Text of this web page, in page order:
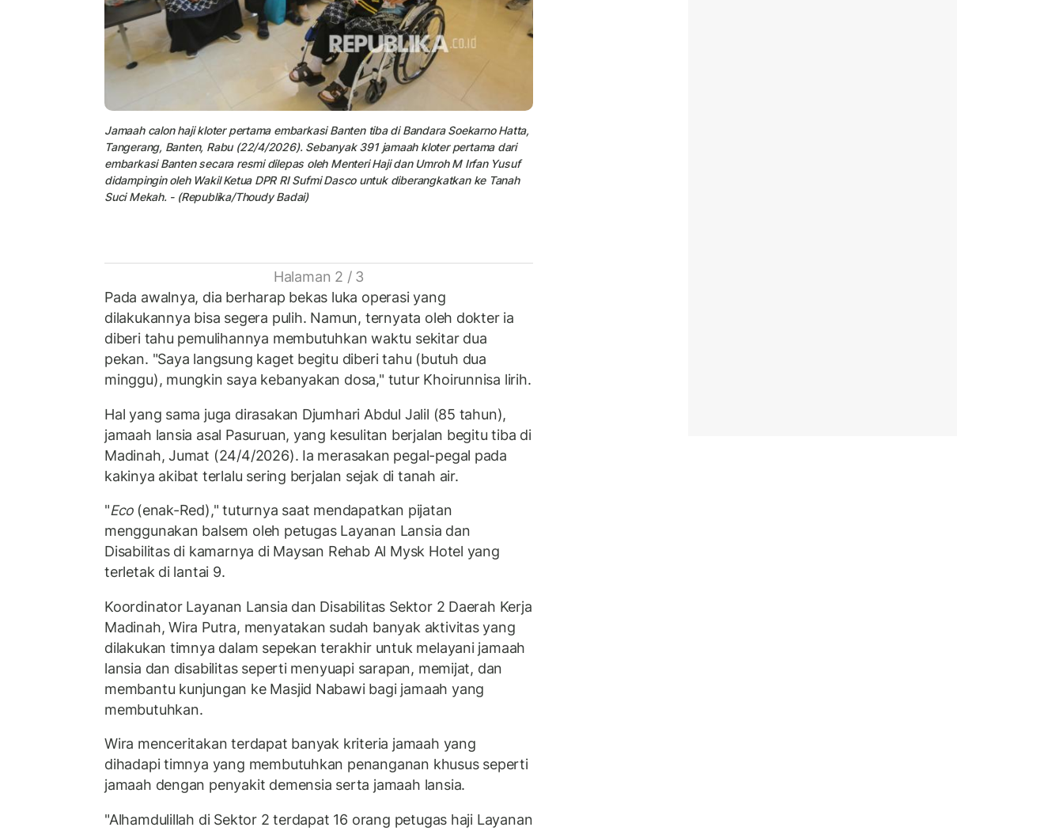
Jamaah calon haji kloter pertama embarkasi Banten tiba di Bandara Soekarno Hatta,
Tangerang, Banten, Rabu (22/4/2026). Sebanyak 391 jamaah kloter pertama dari
embarkasi Banten secara resmi dilepas oleh Menteri Haji dan Umroh M Irfan Yusuf
didampingin oleh Wakil Ketua DPR RI Sufmi Dasco untuk diberangkatkan ke Tanah
Suci Mekah. - (Republika/Thoudy Badai)
Halaman 2 / 3
Pada awalnya, dia berharap bekas luka operasi yang
dilakukannya bisa segera pulih. Namun, ternyata oleh dokter ia
diberi tahu pemulihannya membutuhkan waktu sekitar dua
pekan. "Saya langsung kaget begitu diberi tahu (butuh dua
minggu), mungkin saya kebanyakan dosa," tutur Khoirunnisa lirih.
Hal yang sama juga dirasakan Djumhari Abdul Jalil (85 tahun),
jamaah lansia asal Pasuruan, yang kesulitan berjalan begitu tiba di
Madinah, Jumat (24/4/2026). Ia merasakan pegal-pegal pada
kakinya akibat terlalu sering berjalan sejak di tanah air.
"Eco(enak-Red)," tuturnya saat mendapatkan pijatan
menggunakan balsem oleh petugas Layanan Lansia dan
Disabilitas di kamarnya di Maysan Rehab Al Mysk Hotel yang
terletak di lantai 9.
Koordinator Layanan Lansia dan Disabilitas Sektor 2 Daerah Kerja
Madinah, Wira Putra, menyatakan sudah banyak aktivitas yang
dilakukan timnya dalam sepekan terakhir untuk melayani jamaah
lansia dan disabilitas seperti menyuapi sarapan, memijat, dan
membantu kunjungan ke Masjid Nabawi bagi jamaah yang
membutuhkan.
Wira menceritakan terdapat banyak kriteria jamaah yang
dihadapi timnya yang membutuhkan penanganan khusus seperti
jamaah dengan penyakit demensia serta jamaah lansia.
"Alhamdulillah di Sektor 2 terdapat 16 orang petugas haji Layanan